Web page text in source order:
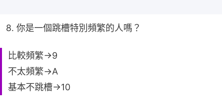
8. 你是一個跳槽特別頻繁的人嗎？
比較頻繁→9
不太頻繁→A
基本不跳槽→10